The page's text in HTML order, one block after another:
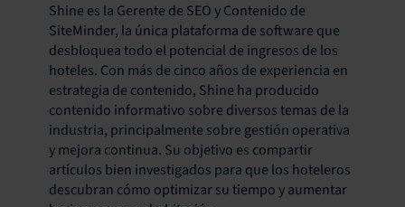
Shine es la Gerente de SEO y Contenido de
SiteMinder, la única plataforma de software que
desbloquea todo el potencial de ingresos de los
hoteles. Con más de cinco años de experiencia en
estrategia de contenido, Shine ha producido
contenido informativo sobre diversos temas de la
industria, principalmente sobre gestión operativa
y mejora continua. Su objetivo es compartir
artículos bien investigados para que los hoteleros
descubran cómo optimizar su tiempo y aumentar